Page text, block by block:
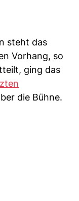
steht das
Vorhang, so
ging das
die Bühne.